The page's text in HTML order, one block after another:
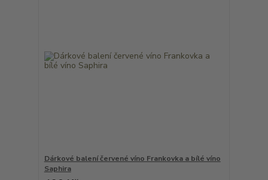
Dárkové balení červené víno Frankovka a bílé víno
Saphira